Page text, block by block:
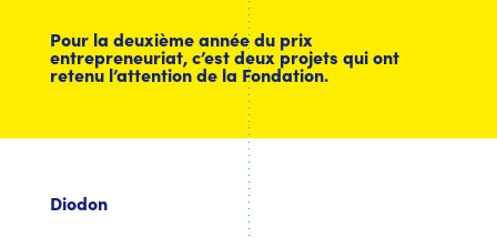
Pour la deuxième année du prix
entrepreneuriat, c’est deux projets qui ont
retenu l’attention de la Fondation.
Diodon